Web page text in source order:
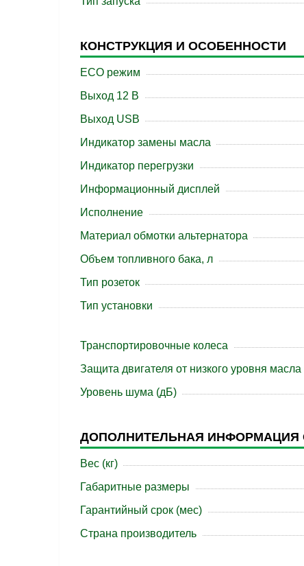
КОНСТРУКЦИЯ И ОСОБЕННОСТИ
ECO режим
Выход 12 В
Выход USB
Индикатор замены масла
Индикатор перегрузки
Информационный дисплей
Исполнение
Материал обмотки альтернатора
Объем топливного бака, л
Тип розеток
Тип установки
Транспортировочные колеса
Защита двигателя от низкого уровня масла
Уровень шума (дБ)
ДОПОЛНИТЕЛЬНАЯ ИНФОРМАЦИЯ
Вес (кг)
Габаритные размеры
Гарантийный срок (мес)
Страна производитель